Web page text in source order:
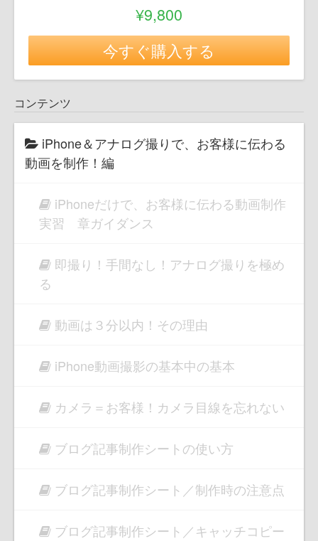
¥9,800
今すぐ購入する
コンテンツ
iPhone＆アナログ撮りで、お客様に伝わる
動画を制作！編
iPhoneだけで、お客様に伝わる動画制作
実習 章ガイダンス
即撮り！手間なし！アナログ撮りを極め
る
動画は３分以内！その理由
iPhone動画撮影の基本中の基本
カメラ＝お客様！カメラ目線を忘れない
ブログ記事制作シートの使い方
ブログ記事制作シート／制作時の注意点
ブログ記事制作シート／キャッチコピー